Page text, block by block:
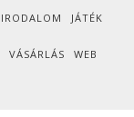
IRODALOM JÁTÉK
VÁSÁRLÁS WEB